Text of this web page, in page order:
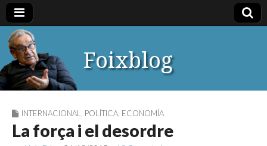
Foixblog
INTERNACIONAL POLÍTICA ECONOMÍA
La força i el desordre